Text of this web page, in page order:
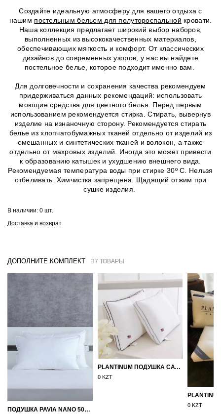
Создайте идеальную атмосферу для вашего отдыха с
нашим постельным бельем для полутороспальной кровати.
Наша коллекция предлагает широкий выбор наборов,
выполненных из высококачественных материалов,
обеспечивающих мягкость и комфорт. От классических
дизайнов до современных узоров, у нас вы найдете
постельное белье, которое подходит именно вам.
Для долговечности и сохранения качества рекомендуем
придерживаться данных рекомендаций: использовать
моющие средства для цветного белья. Перед первым
использованием рекомендуется стирка. Стирать, вывернув
изделие на изнаночную сторону. Рекомендуется стирать
белье из хлопчатобумажных тканей отдельно от изделий из
смешанных и синтетических тканей и волокон, а также
отдельно от махровых изделий. Иногда это может привести
к образованию катышек и ухудшению внешнего вида.
Рекомендуемая температура воды при стирке 30º C. Нельзя
отбеливать. Химчистка запрещена. Щадящий отжим при
сушке изделия.
В наличии: 0 шт.
Доставка и возврат
ДОПОЛНИТЕ КОМПЛЕКТ 37 ТОВАРЫ
ПОДУШКА PAVIA NANO 50X70
PLANTINUM ПОДУШКА САТИН, ШЕЛК 50Х70
0 KZT
0 KZT